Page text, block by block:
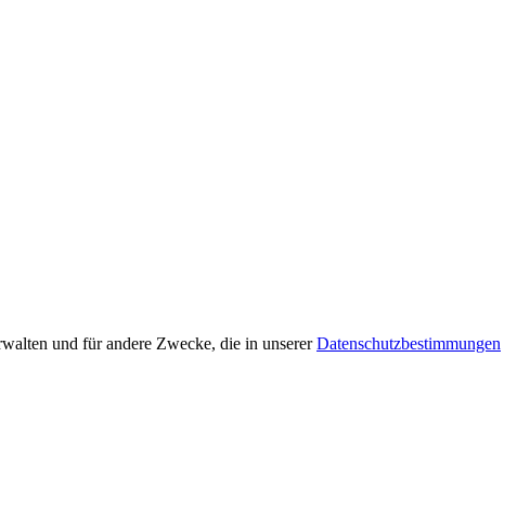
und für andere Zwecke, die in unsererDatenschutzbestimmungen